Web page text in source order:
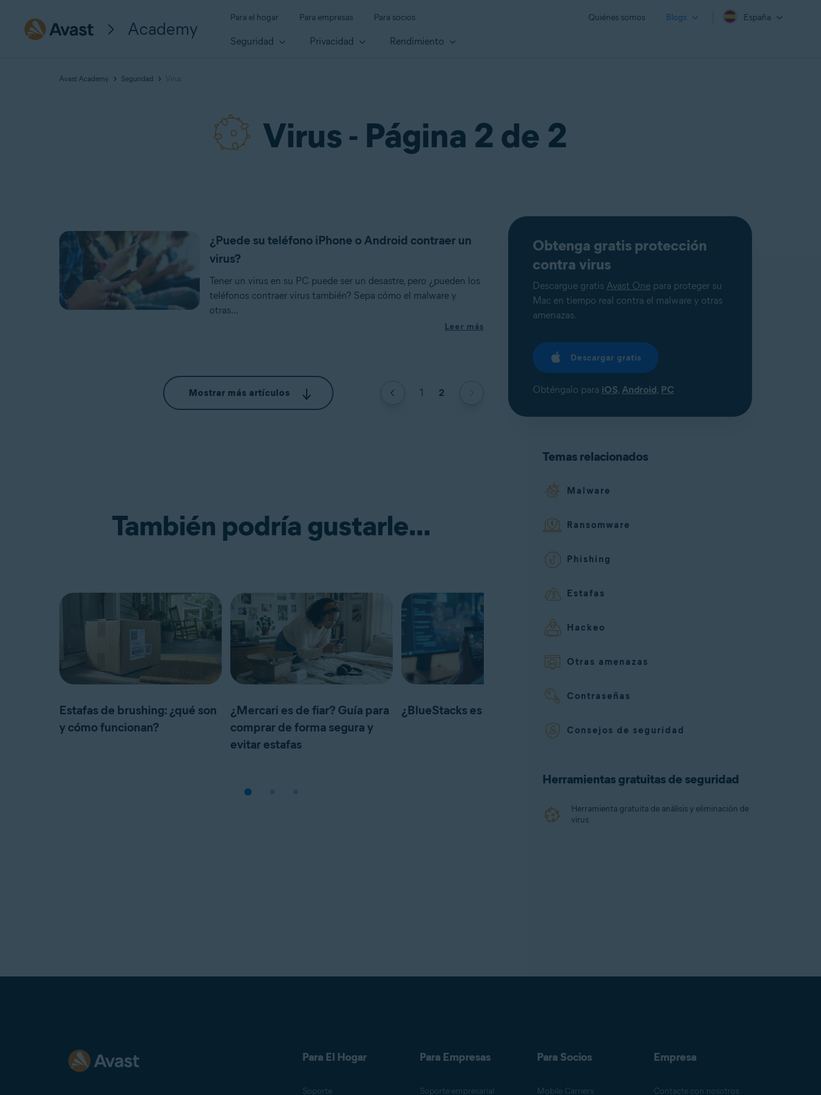
Academy
Para el hogar Para empresas Para socios Quiénes somos Blogs España
Seguridad Privacidad Rendimiento
Avast Academy Seguridad Virus
Virus - Página 2 de 2
¿Puede su teléfono iPhone o Android contraer un
virus?
Tener un virus en su PC puede ser un desastre, pero ¿pueden los
teléfonos contraer virus también? Sepa cómo el malware y
otras...
Leer más
Mostrar más artículos 1 2
También podría gustarle...
Estafas de brushing: ¿qué son
y cómo funcionan?
¿Mercari es de fiar? Guía para
comprar de forma segura y
evitar estafas
¿BlueStacks es seguro?
Obtenga gratis protección
contra virus
Descargue gratis Avast Onepara proteger su
Mac en tiempo real contra el malware y otras
amenazas.
Descargar gratis
Obténgalo para iOS, Android, PC
Temas relacionados
Malware
Ransomware
Phishing
Estafas
Hackeo
Otras amenazas
Contraseñas
Consejos de seguridad
Herramientas gratuitas de seguridad
Herramienta gratuita de análisis y eliminación de
virus
Para El Hogar
Soporte
Para Empresas
Soporte empresarial
Para Socios
Mobile Carriers
Empresa
Contacte con nosotros